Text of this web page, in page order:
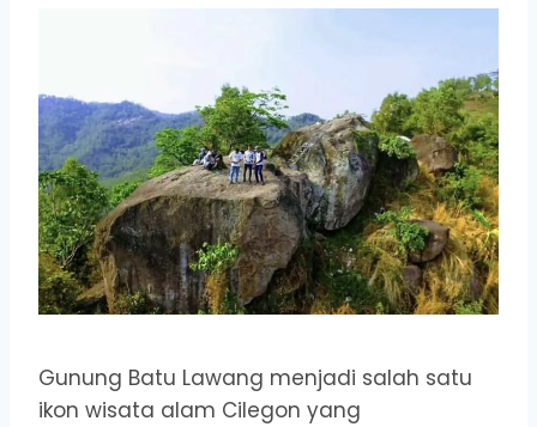
Gunung Batu Lawang menjadi salah satu
ikon wisata alam Cilegon yang